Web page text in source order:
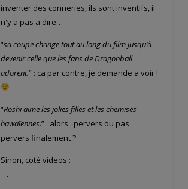
inventer des conneries, ils sont inventifs, il
n'y a pas a dire…
“sa coupe change tout au long du film jusqu’à
devenir celle que les fans de Dragonball
adorent.” : ca par contre, je demande a voir !
“Roshi aime les jolies filles et les chemises
hawaïennes.” : alors : pervers ou pas
pervers finalement ?
Sinon, coté videos :
– .